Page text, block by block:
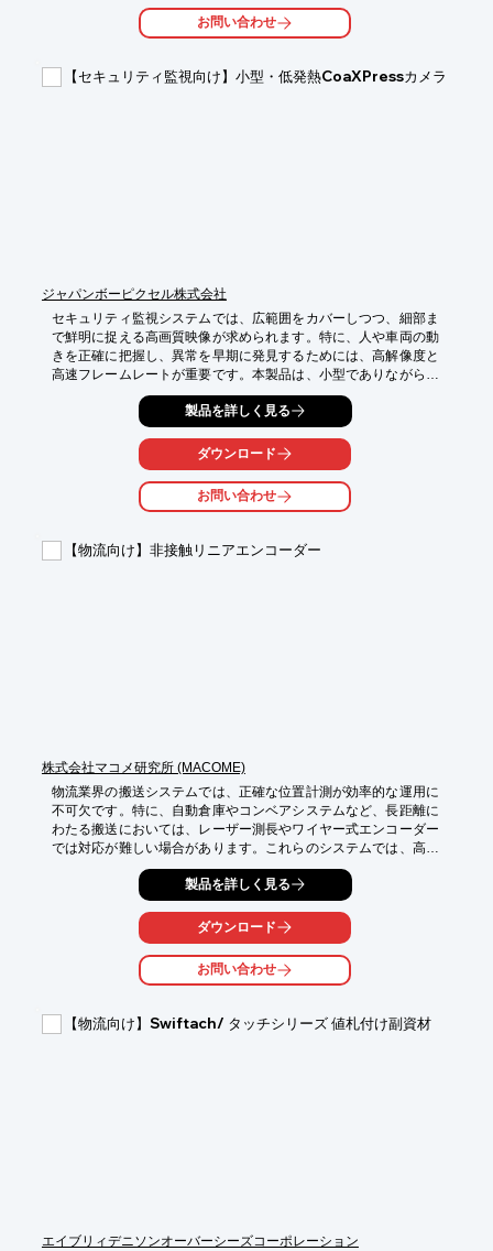
・コンベアライン上での商品仕分け
・倉庫内での在庫管理
【導入の効果】
お問い合わせ
【セキュリティ監視向け】小型・低発熱CoaXPressカメラ
ジャパンボーピクセル株式会社
セキュリティ監視システムでは、広範囲をカバーしつつ、細部ま
で鮮明に捉える高画質映像が求められます。特に、人や車両の動
きを正確に把握し、異常を早期に発見するためには、高解像度と
高速フレームレートが重要です。本製品は、小型でありながら高
解像度と高速性を両立し、監視エリアの隅々まで詳細に捉えるこ
とが可能です。これにより、監視システムの性能を向上させ、セ
キュリティレベルを格段に高めることができます。
【活用シーン】
・空港、駅、商業施設などの公共空間での監視
・工場、倉庫などの産業施設でのセキュリティ強化
【導入の効果】
製品を詳しく見る
ダウンロード
お問い合わせ
【物流向け】非接触リニアエンコーダー
株式会社マコメ研究所 (MACOME)
物流業界の搬送システムでは、正確な位置計測が効率的な運用に
不可欠です。特に、自動倉庫やコンベアシステムなど、長距離に
わたる搬送においては、レーザー測長やワイヤー式エンコーダー
では対応が難しい場合があります。これらのシステムでは、高い
耐久性とメンテナンスの容易さも求められます。当社の非接触リ
ニアエンコーダーは、磁気式を採用し、長距離測長を可能にしま
す。メンテナンスフリーで、搬送効率の向上に貢献します。
【活用シーン】
・コンベアシステム
【導入の効果】
製品を詳しく見る
ダウンロード
お問い合わせ
【物流向け】Swiftach/ タッチシリーズ 値札付け副資材
エイブリィデニソンオーバーシーズコーポレーション